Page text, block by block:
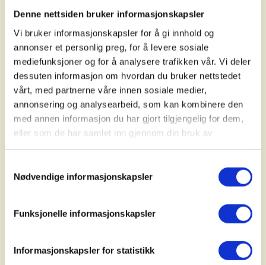
Denne nettsiden bruker informasjonskapsler
Vi bruker informasjonskapsler for å gi innhold og
annonser et personlig preg, for å levere sosiale
mediefunksjoner og for å analysere trafikken vår. Vi deler
dessuten informasjon om hvordan du bruker nettstedet
vårt, med partnerne våre innen sosiale medier,
annonsering og analysearbeid, som kan kombinere den
med annen informasjon du har gjort tilgjengelig for dem,
eller som de har samlet inn gjennom din bruk av
Nødvendige informasjonskapsler
Funksjonelle informasjonskapsler
Informasjonskapsler for statistikk
Kystenerklar.no
Den Norske Turistforening
(DNT) ønsker lokale
samarbeid
DNT har fått 9 millioner kr fra Gjensidigestiftelsen
og 7 millioner kr fra Miljødirektoratet til "Aktiv i
nærnaturen med DNT".
- Friluftslivets år må være det året alle finner sin
friluftsglede. Det gjør at folk kommer til å fortsette
sier Dag Terje Klarp Solvang, generalsekretær i